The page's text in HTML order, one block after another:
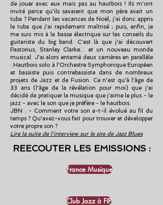
de jouer avec eux mais pas au hautbois ! Ils m'ont
invité parce qu'ils savaient que mon père avait un
tuba ? Pendant les vacances de Noël, j'ai donc appris
le tuba que j'ai rapidement maîtrisé ; puis, enfin, je
me suis mis à la basse électrique sur les conseils du
guitariste du big band. C'est là que j'ai découvert
Pastorius, Stanley Clarke... et un nouveau monde
musical. J'ai alors entamé deux carrières en parallèle
: Hautbois solo à l'Orchestre Symphonique Européen
et bassiste puis contrebassiste dans de nombreux
projets de Jazz et de Fusion. Ce n'est qu'à l'âge de
33 ans (l'âge de la révélation pour moi) que j'ai
décidé de pratiquer la musique que j'aime le plus - le
jazz - avec le son que je préfère - le hautbois.
JBN : - Comment votre son a-t-il évolué au fil du
temps ? Qu'avez-vous fait pour trouver et développer
votre propre son ?
Lire la suite de l'interview sur le site de Jazz Blues
REECOUTER LES EMISSIONS :
France Musique
Club Jazz à FIP